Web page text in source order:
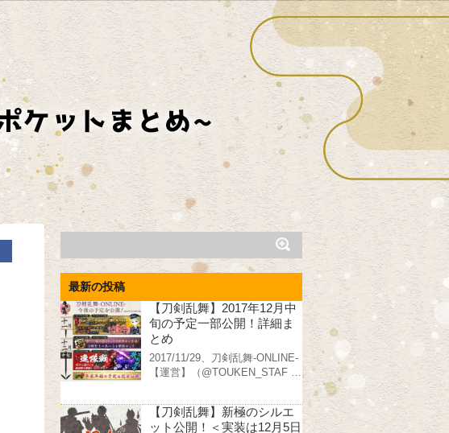
最新の投稿
【刀剣乱舞】2017年12月中
旬の予定一部公開！詳細ま
とめ
2017/11/29、刀剣乱舞-ONLINE-
【運営】（@TOUKEN_STAF …
【刀剣乱舞】新極のシルエ
ット公開！＜実装は12月5日